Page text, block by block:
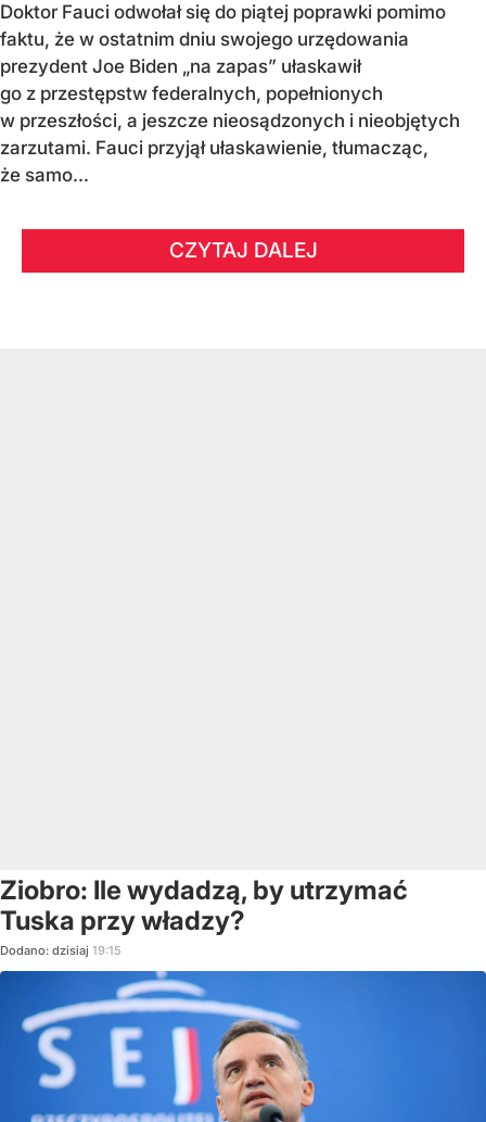
Doktor Fauci odwołał się do piątej poprawki pomimo
faktu, że w ostatnim dniu swojego urzędowania
prezydent Joe Biden „na zapas” ułaskawił
go z przestępstw federalnych, popełnionych
w przeszłości, a jeszcze nieosądzonych i nieobjętych
zarzutami. Fauci przyjął ułaskawienie, tłumacząc,
że samo...
CZYTAJ DALEJ
Ziobro: Ile wydadzą, by utrzymać
Tuska przy władzy?
Dodano: dzisiaj 19:15